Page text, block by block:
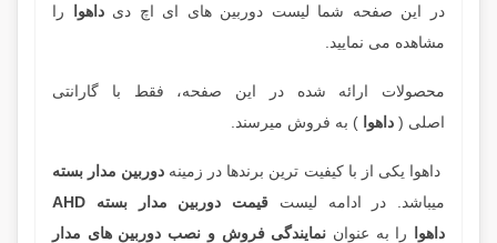
در این صفحه شما لیست دوربین های ای اچ دیداهوا
را
مشاهده می نمایید.
محصولات ارائه شده در این صفحه، فقط با گارانتی
اصلی ( داهوا ) به فروش میرسند.
داهوا یکی از با کیفیت ترین برندها در زمینه دوربین مدار بسته
میباشد. در ادامه لیست
قیمت دوربین مدار بسته AHD
داهوا
را به عنوان نمایندگی فروش و نصب دوربین های مدار